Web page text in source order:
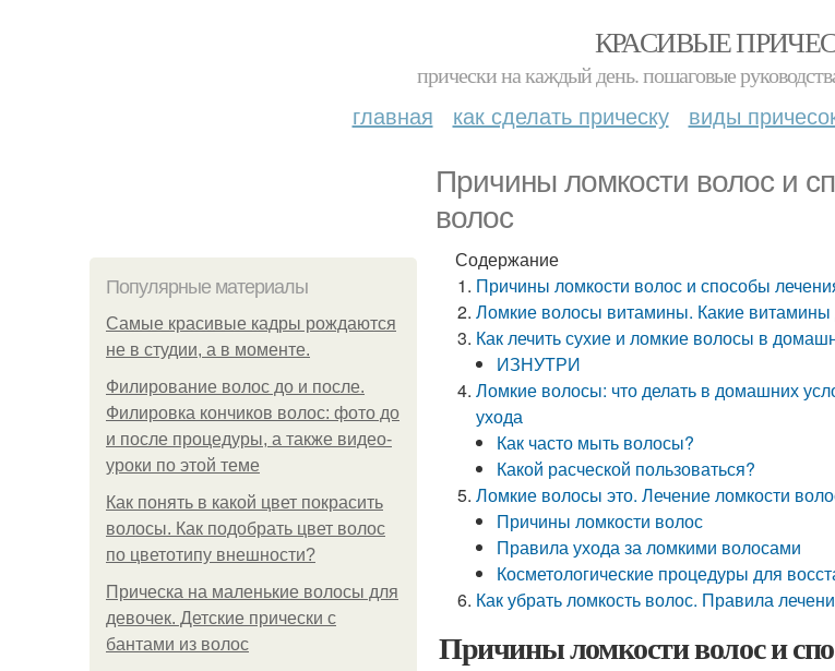
КРАСИВЫЕ
прически на каждый день. пошаговые
главная как сделать прическу виды
Причины ломкости волос и
волос
Популярные материалы
Самые красивые кадры рождаются
не в студии, а в моменте.
Филирование волос до и после.
Филировка кончиков волос: фото до
и после процедуры, а также видео-
уроки по этой теме
Как понять в какой цвет покрасить
волосы. Как подобрать цвет волос
по цветотипу внешности?
Прическа на маленькие волосы для
девочек. Детские прически с
бантами из волос
Содержание
Причины ломкости волос и способы
Ломкие волосы витамины. Какие витамины
Как лечить сухие и ломкие волосы в
ИЗНУТРИ
Ломкие волосы: что делать в домашних
ухода
Как часто мыть волосы?
Какой расческой пользоваться?
Ломкие волосы это. Лечение ломкости
Причины ломкости волос
Правила ухода за ломкими волосами
Косметологические процедуры для
Как убрать ломкость волос. Правила
Причины ломкости волос и